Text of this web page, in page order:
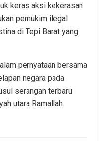
keras aksi kekerasan
pemukim ilegal
di Tepi Barat yang
pernyataan bersama
negara pada
serangan terbaru
utara Ramallah.